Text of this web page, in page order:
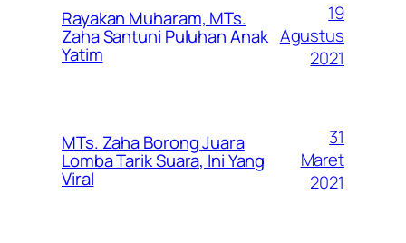
Rayakan Muharam, MTs.
Zaha Santuni Puluhan Anak
Yatim
19
Agustus
2021
MTs. Zaha Borong Juara
Lomba Tarik Suara, Ini Yang
Viral
31
Maret
2021